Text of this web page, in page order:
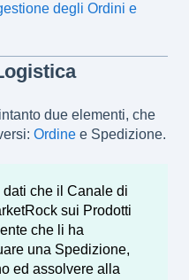
degli Ordini e
due elementi, che
Ordine e Spedizione.
che il Canale di
sui Prodotti
che li ha
una Spedizione,
ed assolvere alla